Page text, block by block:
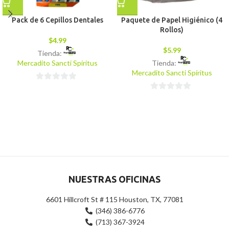
Pack de 6 Cepillos Dentales
$4.99
Tienda:
Mercadito Sancti Spíritus
Paquete de Papel Higiénico (4
Rollos)
$5.99
Tienda:
Mercadito Sancti Spíritus
NUESTRAS OFICINAS
6601 Hillcroft St # 115 Houston, TX, 77081
(346) 386-6776
(713) 367-3924